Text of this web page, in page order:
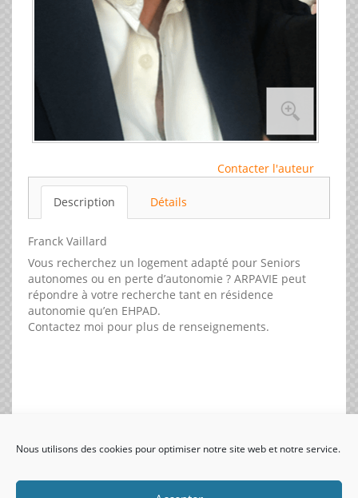
Nous utilisons des cookies pour optimiser notre site web et notre service.
Contacter l'auteur
Description Détails
Franck Vaillard
Vous recherchez un logement adapté pour Seniors
autonomes ou en perte d’autonomie ? ARPAVIE peut
répondre à votre recherche tant en résidence
autonomie qu’en EHPAD.
Contactez moi pour plus de renseignements.